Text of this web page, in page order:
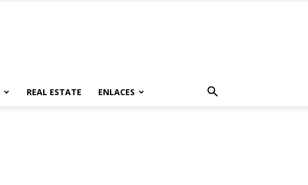
REAL ESTATE ENLACES